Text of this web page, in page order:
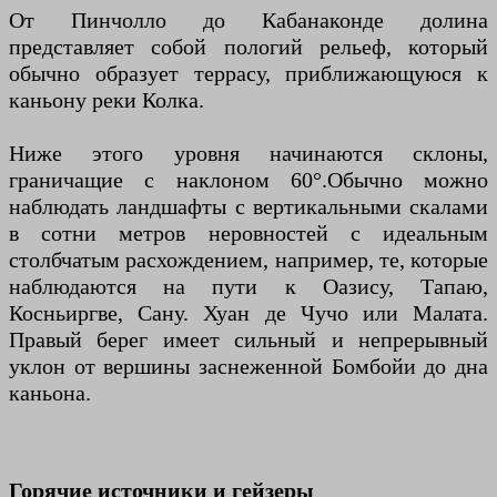
От Пинчолло до Кабанаконде долина
представляет собой пологий рельеф, который
обычно образует террасу, приближающуюся к
каньону реки Колка.
Ниже этого уровня начинаются склоны,
граничащие с наклоном 60°.Обычно можно
наблюдать ландшафты с вертикальными скалами
в сотни метров неровностей с идеальным
столбчатым расхождением, например, те, которые
наблюдаются на пути к Оазису, Тапаю,
Косньиргве, Сану. Хуан де Чучо или Малата.
Правый берег имеет сильный и непрерывный
уклон от вершины заснеженной Бомбойи до дна
каньона.
Горячие источники и гейзеры